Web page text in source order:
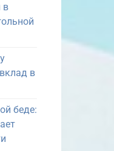
в
в
беде: